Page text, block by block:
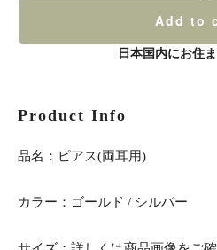
Add to
日本国内にお住
Product Info
品名：ピアス(両耳用)
カラー：ゴールド / シルバー